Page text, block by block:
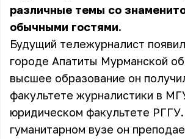
различные темы со
обычными гостями.
Будущий тележурналист
городе Апатиты Мурманской
высшее образование он
факультете журналистики в
юридическом факультете
гуманитарном вузе он